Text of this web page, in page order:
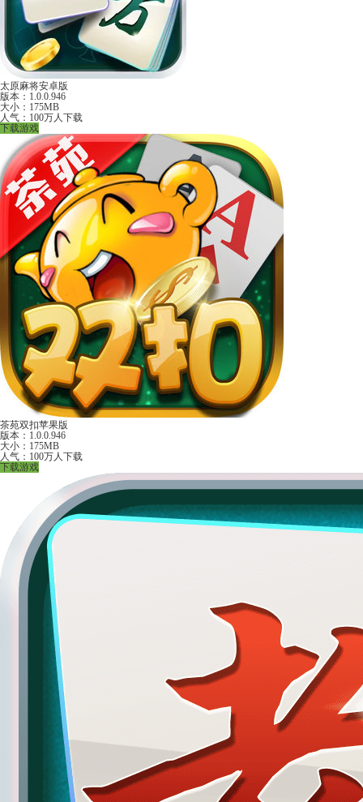
太原麻将安卓版
版本：1.0.0.946
大小：175MB
人气：100万人下载
下载游戏
茶苑双扣苹果版
版本：1.0.0.946
大小：175MB
人气：100万人下载
下载游戏